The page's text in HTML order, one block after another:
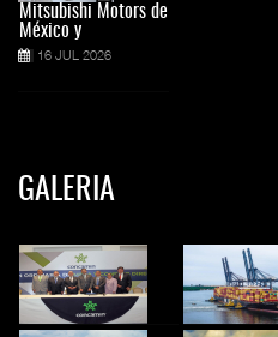
Mitsubishi Motors de
México y
16 JUL 2026
GALERIA